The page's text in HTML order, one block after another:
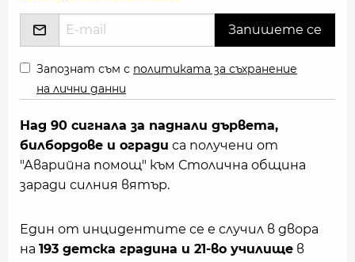
Запознат съм с политиката за съхранение
на лични данни
Над 90 сигнала за паднали дървета,
билбордове и огради са получени от
"Аварийна помощ" към Столична община
заради силния вятър.
Един от инцидентите се е случил в двора
на 193 детска градина и 21-во училище в